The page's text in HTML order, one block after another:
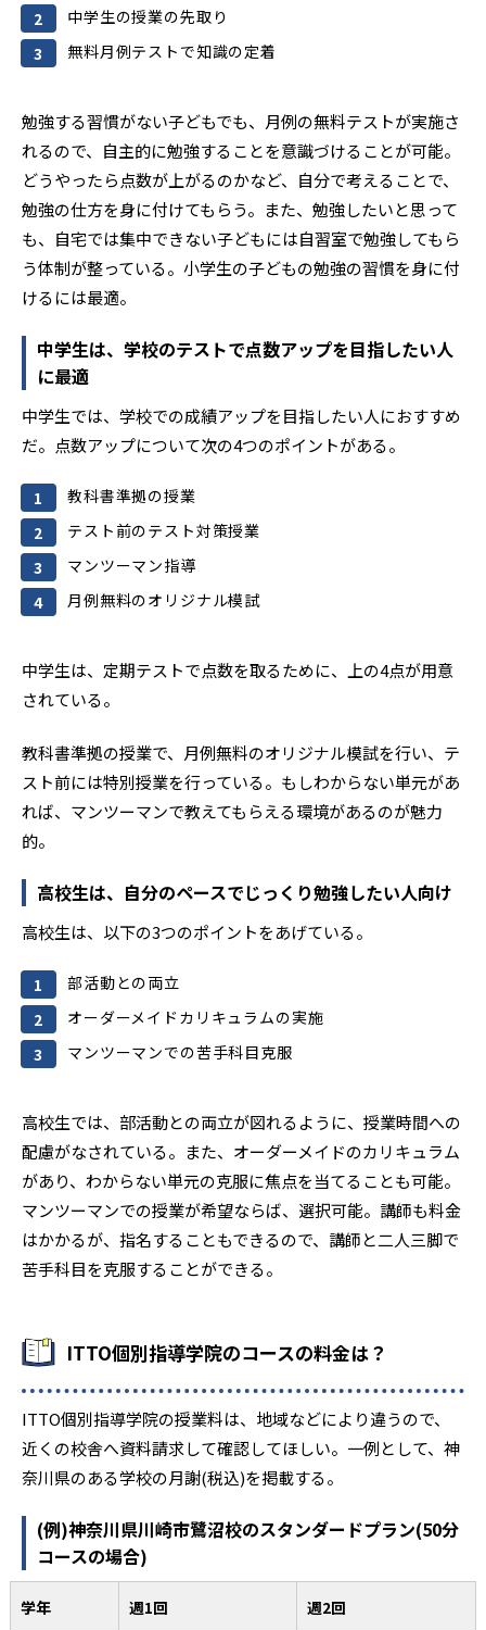
中学生の授業の先取り
無料月例テストで知識の定着
勉強する習慣がない子どもでも、月例の無料テストが実施さ
れるので、自主的に勉強することを意識づけることが可能。
どうやったら点数が上がるのかなど、自分で考えることで、
勉強の仕方を身に付けてもらう。また、勉強したいと思って
も、自宅では集中できない子どもには自習室で勉強してもら
う体制が整っている。小学生の子どもの勉強の習慣を身に付
けるには最適。
中学生は、学校のテストで点数アップを目指したい人
に最適
中学生では、学校での成績アップを目指したい人におすすめ
だ。点数アップについて次の4つのポイントがある。
教科書準拠の授業
テスト前のテスト対策授業
マンツーマン指導
月例無料のオリジナル模試
中学生は、定期テストで点数を取るために、上の4点が用意
されている。
教科書準拠の授業で、月例無料のオリジナル模試を行い、テ
スト前には特別授業を行っている。もしわからない単元があ
れば、マンツーマンで教えてもらえる環境があるのが魅力
的。
高校生は、自分のペースでじっくり勉強したい人向け
高校生は、以下の3つのポイントをあげている。
部活動との両立
オーダーメイドカリキュラムの実施
マンツーマンでの苦手科目克服
高校生では、部活動との両立が図れるように、授業時間への
配慮がなされている。また、オーダーメイドのカリキュラム
があり、わからない単元の克服に焦点を当てることも可能。
マンツーマンでの授業が希望ならば、選択可能。講師も料金
はかかるが、指名することもできるので、講師と二人三脚で
苦手科目を克服することができる。
ITTO個別指導学院のコースの料金は？
ITTO個別指導学院の授業料は、地域などにより違うので、
近くの校舎へ資料請求して確認してほしい。一例として、神
奈川県のある学校の月謝(税込)を掲載する。
(例)神奈川県川崎市鷺沼校のスタンダードプラン(50分
コースの場合)
学年 週1回 週2回